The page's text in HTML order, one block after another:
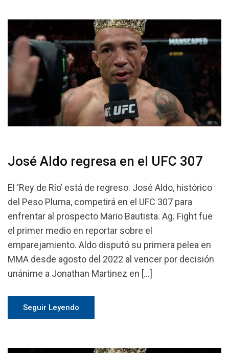
José Aldo regresa en el UFC 307
El ‘Rey de Río’ está de regreso. José Aldo, histórico
del Peso Pluma, competirá en el UFC 307 para
enfrentar al prospecto Mario Bautista. Ag. Fight fue
el primer medio en reportar sobre el
emparejamiento. Aldo disputó su primera pelea en
MMA desde agosto del 2022 al vencer por decisión
unánime a Jonathan Martinez en […]
Seguir Leyendo